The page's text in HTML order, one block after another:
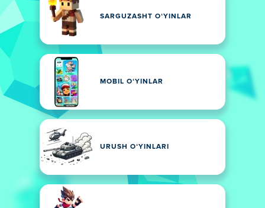
SARGUZASHT OʻYINLAR
MOBIL OʻYINLAR
URUSH OʻYINLARI